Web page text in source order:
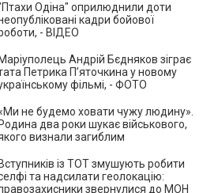
Одіна" оприлюднили доти
кадри бойової
- ВІДЕО
Маріуполець Андрій Бєдняков зіграє
Петрика П’яточкина у новому
фільмі, - ФОТО
не будемо ховати чужу людину».
Родина два роки шукає військового,
визнали загиблим
Вступників із ТОТ змушують робити
та надсилати геолокацію:
звернулися до МОН